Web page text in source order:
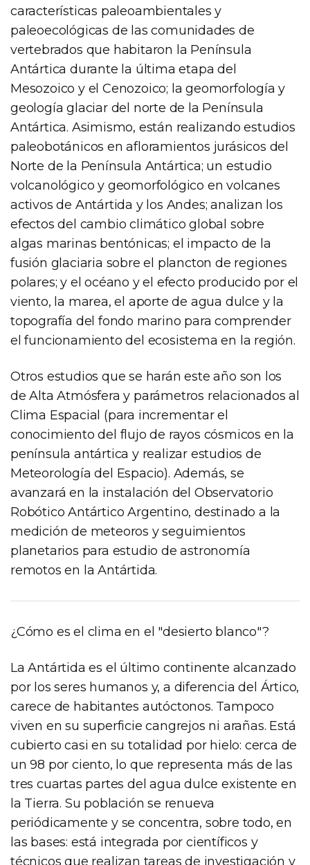
características paleoambientales y
paleoecológicas de las comunidades de
vertebrados que habitaron la Península
Antártica durante la última etapa del
Mesozoico y el Cenozoico; la geomorfología y
geología glaciar del norte de la Península
Antártica. Asimismo, están realizando estudios
paleobotánicos en afloramientos jurásicos del
Norte de la Península Antártica; un estudio
volcanológico y geomorfológico en volcanes
activos de Antártida y los Andes; analizan los
efectos del cambio climático global sobre
algas marinas bentónicas; el impacto de la
fusión glaciaria sobre el plancton de regiones
polares; y el océano y el efecto producido por el
viento, la marea, el aporte de agua dulce y la
topografía del fondo marino para comprender
el funcionamiento del ecosistema en la región.
Otros estudios que se harán este año son los
de Alta Atmósfera y parámetros relacionados al
Clima Espacial (para incrementar el
conocimiento del flujo de rayos cósmicos en la
península antártica y realizar estudios de
Meteorología del Espacio). Además, se
avanzará en la instalación del Observatorio
Robótico Antártico Argentino, destinado a la
medición de meteoros y seguimientos
planetarios para estudio de astronomía
remotos en la Antártida.
¿Cómo es el clima en el "desierto blanco"?
La Antártida es el último continente alcanzado
por los seres humanos y, a diferencia del Ártico,
carece de habitantes autóctonos. Tampoco
viven en su superficie cangrejos ni arañas. Está
cubierto casi en su totalidad por hielo: cerca de
un 98 por ciento, lo que representa más de las
tres cuartas partes del agua dulce existente en
la Tierra. Su población se renueva
periódicamente y se concentra, sobre todo, en
las bases: está integrada por científicos y
técnicos que realizan tareas de investigación y